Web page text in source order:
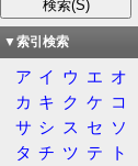
関連する用語
DDIポケッ
H"
スーパース
通信
▼索引検索
ア イ ウ エ オ
カ キ ク ケ コ
サ シ ス セ ソ
タ チ ツ テ
ト